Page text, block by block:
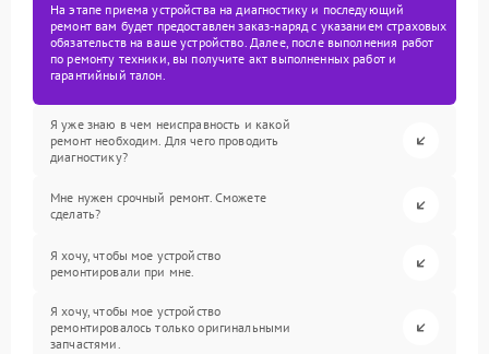
На этапе приема устройства на диагностику и последующий
ремонт вам будет предоставлен заказ-наряд с указанием страховых
обязательств на ваше устройство. Далее, после выполнения работ
по ремонту техники, вы получите акт выполненных работ и
гарантийный талон.
Я уже знаю в чем неисправность и какой
ремонт необходим. Для чего проводить
диагностику?
Мне нужен срочный ремонт. Сможете
сделать?
Я хочу, чтобы мое устройство
ремонтировали при мне.
Я хочу, чтобы мое устройство
ремонтировалось только оригинальными
запчастями.